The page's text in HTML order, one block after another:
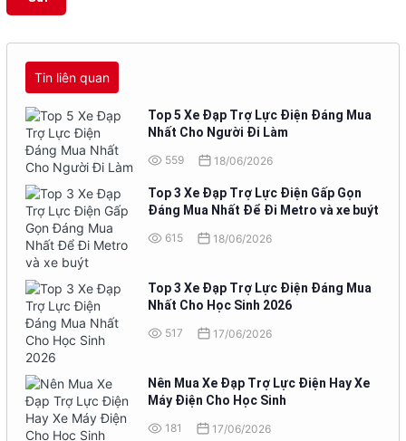
Tin liên quan
Top 5 Xe Đạp Trợ Lực Điện Đáng Mua
Nhất Cho Người Đi Làm
559 18/06/2026
Top 3 Xe Đạp Trợ Lực Điện Gấp Gọn
Đáng Mua Nhất Để Đi Metro và xe buýt
615 18/06/2026
Top 3 Xe Đạp Trợ Lực Điện Đáng Mua
Nhất Cho Học Sinh 2026
517 17/06/2026
Nên Mua Xe Đạp Trợ Lực Điện Hay Xe
Máy Điện Cho Học Sinh
181 17/06/2026